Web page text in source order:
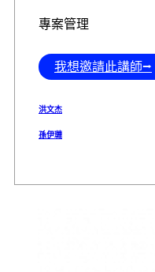
專案管理
我想邀請此講師⭢
洪文杰
孫伊璉